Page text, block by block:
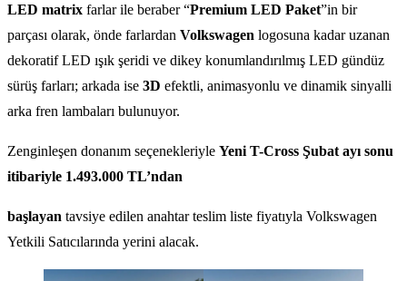
LED matrix farlar ile beraber “Premium LED Paket”in bir
parçası olarak, önde farlardan Volkswagen logosuna kadar uzanan
dekoratif LED ışık şeridi ve dikey konumlandırılmış LED gündüz
sürüş farları; arkada ise 3D efektli, animasyonlu ve dinamik sinyalli
arka fren lambaları bulunuyor.
Zenginleşen donanım seçenekleriyle Yeni T-Cross Şubat ayı sonu
itibariyle 1.493.000 TL’ndan
başlayan tavsiye edilen anahtar teslim liste fiyatıyla Volkswagen
Yetkili Satıcılarında yerini alacak.